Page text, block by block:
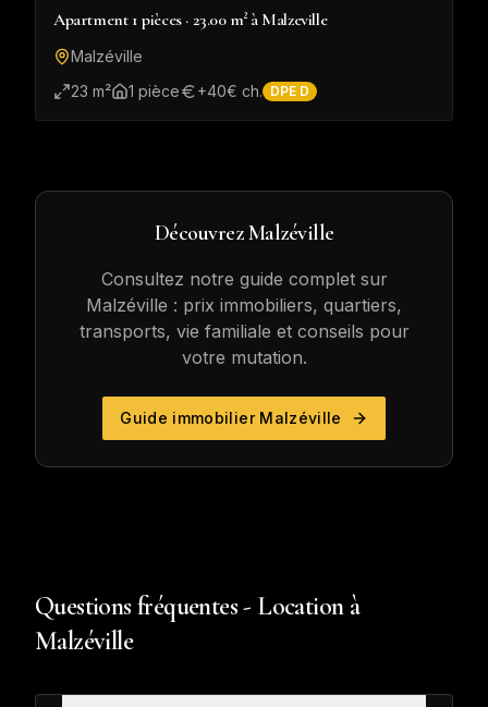
Apartment 1 pièces · 23.00 m² à Malzeville
Malzéville
23 m² 1 pièce +40€ ch. DPE D
DécouvrezMalzéville
Consultez notre guide complet sur
Malzéville : prix immobiliers, quartiers,
transports, vie familiale et conseils pour
votre mutation.
Guide immobilier Malzéville
Questions fréquentes - Location à
Malzéville